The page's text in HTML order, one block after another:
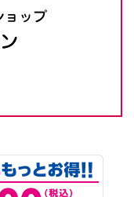
ョップ